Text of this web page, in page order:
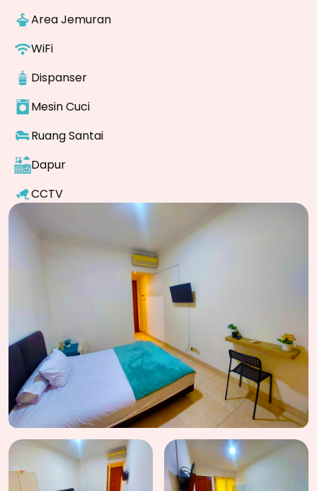
Area Jemuran
WiFi
Dispanser
Mesin Cuci
Ruang Santai
Dapur
CCTV